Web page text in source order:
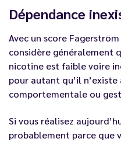
Dépendance
Avec un score
considère généralement
nicotine est faible voire
pour autant qu’il
comportementale ou
Si vous réalisez
probablement parce que